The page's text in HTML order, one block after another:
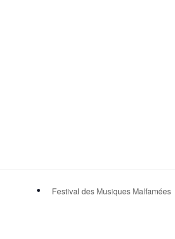
Festival des Musiques Malfamées